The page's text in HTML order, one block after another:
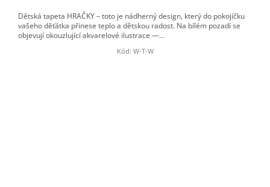
Dětská tapeta HRAČKY – toto je nádherný design, který do pokojíčku
vašeho děťátka přinese teplo a dětskou radost. Na bílém pozadí se
objevují okouzlující akvarelové ilustrace —...
Kód: W-T-W